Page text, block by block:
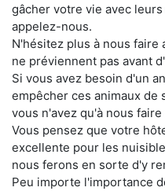
gâcher votre vie avec
appelez-nous.
N'hésitez plus à nous faire
ne préviennent pas avant
Si vous avez besoin d'un
empêcher ces animaux
vous n'avez qu'à nous faire
Vous pensez que votre
excellente pour les
nous ferons en sorte d'y
Peu importe l'importance